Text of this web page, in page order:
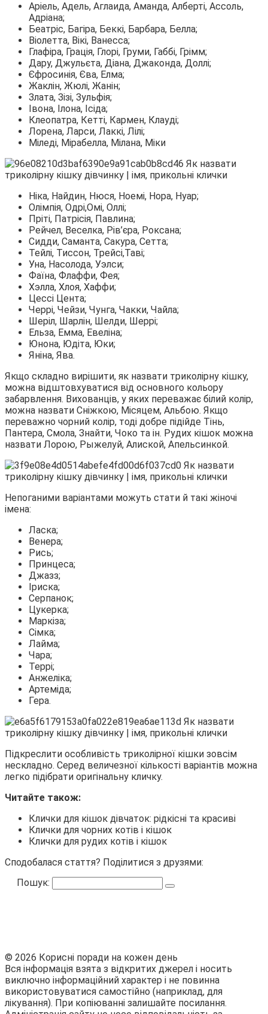
Аріель, Адель, Аглаида, Аманда, Алберті, Ассоль,
Адріана;
Беатріс, Багіра, Беккі, Барбара, Белла;
Віолетта, Вікі, Ванесса;
Глафіра, Грація, Глорі, Груми, Габбі, Грімм;
Дару, Джульєта, Діана, Джаконда, Доллі;
Єфросинія, Єва, Елма;
Жаклін, Жюлі, Жанін;
Злата, Зізі, Зульфія;
Івона, Ілона, Ісіда;
Клеопатра, Кетті, Кармен, Клауді;
Лорена, Ларси, Лаккі, Лілі;
Міледі, Мірабелла, Мілана, Міки
Ніка, Найдин, Нюся, Ноемі, Нора, Нуар;
Олімпія, Одрі,Омі, Оллі;
Пріті, Патрісія, Павлина;
Рейчел, Веселка, Рів’єра, Роксана;
Сидди, Саманта, Сакура, Сетта;
Тейлі, Тиссон, Трейсі,Таві;
Уна, Насолода, Уэлси;
Фаїна, Флаффи, Фея;
Хэлла, Хлоя, Хаффи;
Цессі Цента;
Черрі, Чейзи, Чунга, Чакки, Чайла;
Шеріл, Шарлін, Шелди, Шеррі;
Ельза, Емма, Евеліна;
Юнона, Юдіта, Юки;
Яніна, Ява.
Якщо складно вирішити, як назвати триколірну кішку,
можна відштовхуватися від основного кольору
забарвлення. Вихованців, у яких переважає білий колір,
можна назвати Сніжкою, Місяцем, Альбою. Якщо
переважно чорний колір, тоді добре підійде Тінь,
Пантера, Смола, Знайти, Чоко та ін. Рудих кішок можна
назвати Лорою, Рыжелуй, Алиской, Апельсинкой.
Непоганими варіантами можуть стати й такі жіночі
імена:
Ласка;
Венера;
Рись;
Принцеса;
Джазз;
Іриска;
Серпанок;
Цукерка;
Маркіза;
Сімка;
Лайма;
Чара;
Террі;
Анжеліка;
Артеміда;
Гера.
Підкреслити особливість триколірної кішки зовсім
нескладно. Серед величезної кількості варіантів можна
легко підібрати оригінальну кличку.
Читайте також:
Клички для кішок дівчаток: рідкісні та красиві
Клички для чорних котів і кішок
Клички для рудих котів і кішок
Сподобалася стаття? Поділитися з друзями:
Пошук:
© 2026 Корисні поради на кожен день
Вся інформація взята з відкритих джерел і носить
виключно інформаційний характер і не повинна
використовуватися самостійно (наприклад, для
лікування). При копіюванні залишайте посилання.